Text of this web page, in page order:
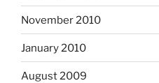
November 2010
January 2010
August 2009